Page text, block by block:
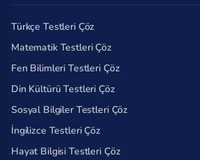
Türkçe Testleri Çöz
Matematik Testleri Çöz
Fen Bilimleri Testleri Çöz
Din Kültürü Testleri Çöz
Sosyal Bilgiler Testleri Çöz
İngilizce Testleri Çöz
Hayat Bilgisi Testleri Çöz